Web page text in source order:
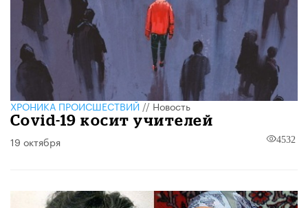
ХРОНИКА ПРОИСШЕСТВИЙ//Новость
Cоvid-19 косит учителей
19 октября 4532